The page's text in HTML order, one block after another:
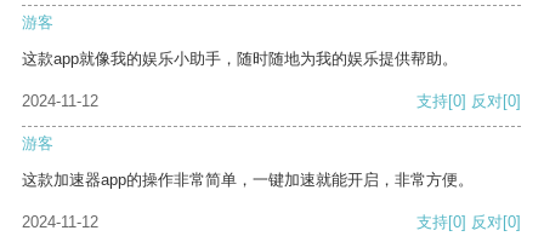
游客
这款app就像我的娱乐小助手，随时随地为我的娱乐提供帮助。
2024-11-12 支持[0] 反对[0]
游客
这款加速器app的操作非常简单，一键加速就能开启，非常方便。
2024-11-12 支持[0] 反对[0]